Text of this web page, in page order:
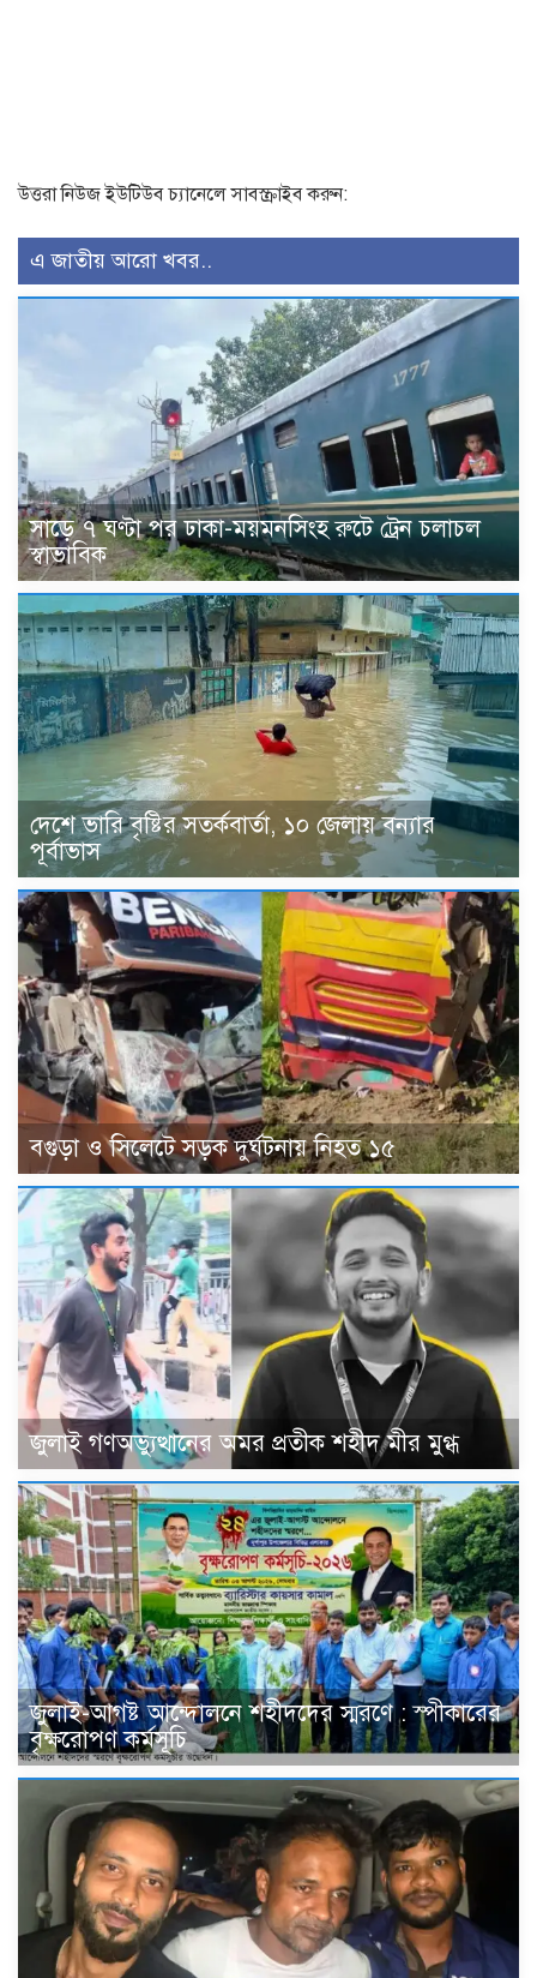
উত্তরা নিউজ ইউটিউব চ্যানেলে সাবস্ক্রাইব করুন:
এ জাতীয় আরো খবর..
সাড়ে ৭ ঘণ্টা পর ঢাকা-ময়মনসিংহ রুটে ট্রেন চলাচল
স্বাভাবিক
দেশে ভারি বৃষ্টির সতর্কবার্তা, ১০ জেলায় বন্যার
পূর্বাভাস
বগুড়া ও সিলেটে সড়ক দুর্ঘটনায় নিহত ১৫
জুলাই গণঅভ্যুত্থানের অমর প্রতীক শহীদ মীর মুগ্ধ
জুলাই-আগষ্ট আন্দোলনে শহীদদের স্মরণে : স্পীকারের
বৃক্ষরোপণ কর্মসূচি